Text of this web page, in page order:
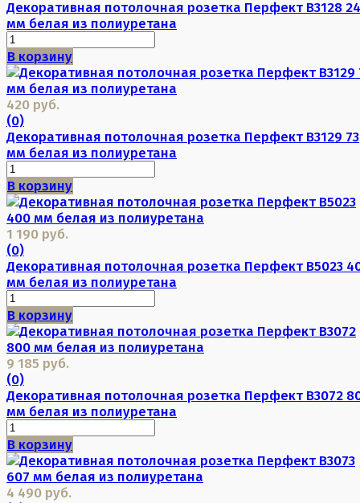
Декоративная потолочная розетка Перфект B3128
мм белая из полиуретана
В корзину
420 руб.
(0)
Декоративная потолочная розетка Перфект B3129 73
мм белая из полиуретана
В корзину
1 190 руб.
(0)
Декоративная потолочная розетка Перфект B5023
мм белая из полиуретана
В корзину
9 185 руб.
(0)
Декоративная потолочная розетка Перфект B3072
мм белая из полиуретана
В корзину
4 490 руб.